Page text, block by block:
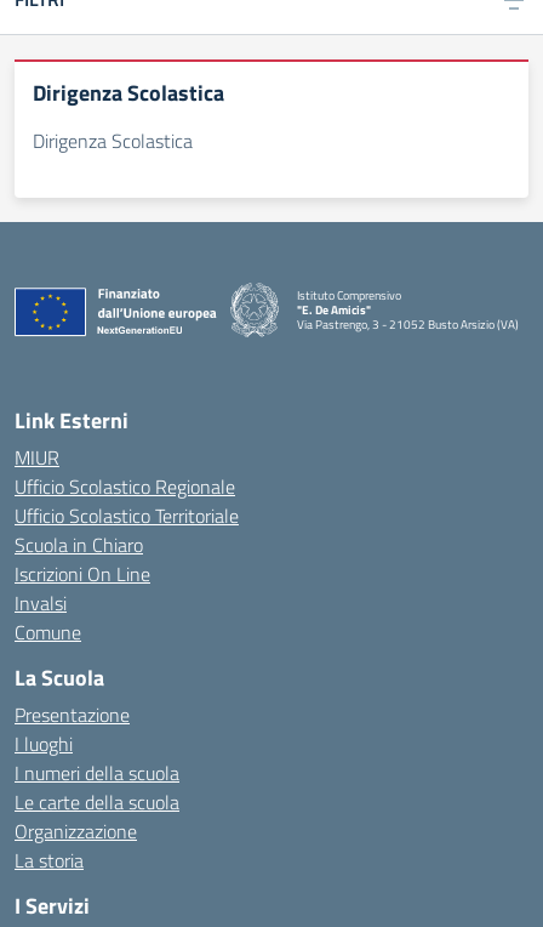
Dirigenza Scolastica
Dirigenza Scolastica
Istituto Comprensivo
"E. De Amicis"
Via Pastrengo, 3 - 21052 Busto Arsizio (VA)
Link Esterni
MIUR
Ufficio Scolastico Regionale
Ufficio Scolastico Territoriale
Scuola in Chiaro
Iscrizioni On Line
Invalsi
Comune
La Scuola
Presentazione
I luoghi
I numeri della scuola
Le carte della scuola
Organizzazione
La storia
I Servizi